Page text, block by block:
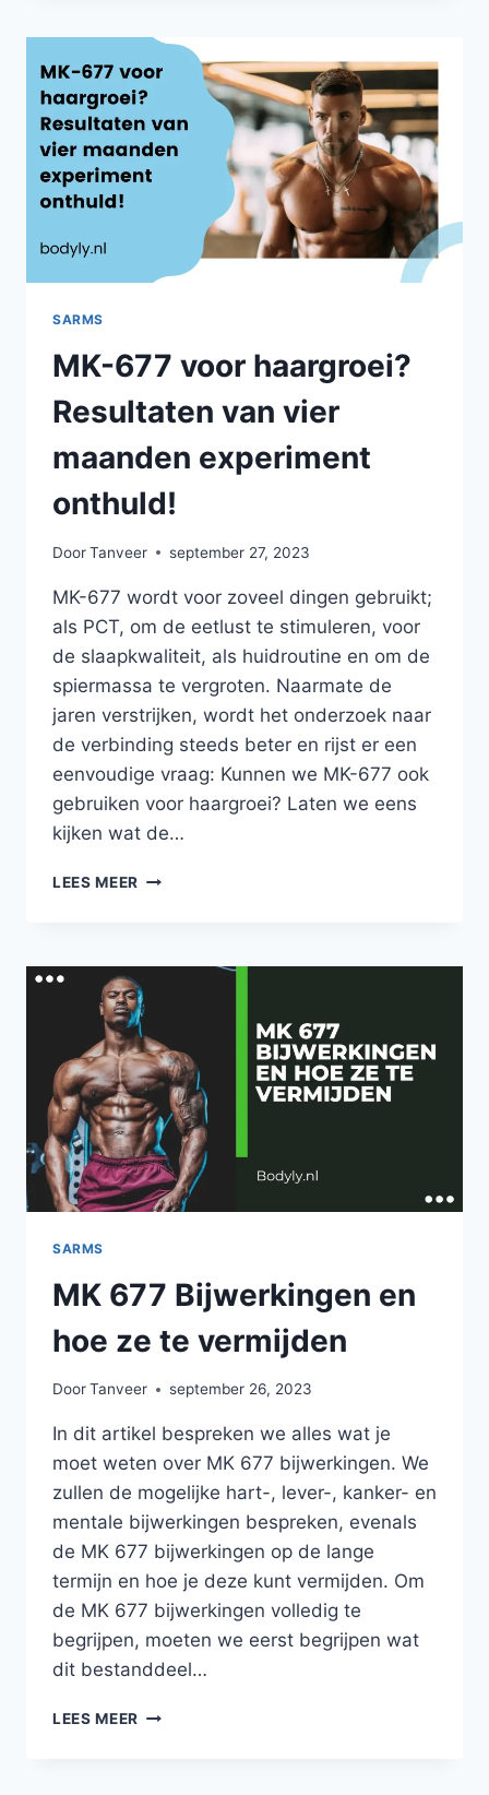
|
IS
VEILIGER
EN
BETER?
SARMS
MK-677 voor haargroei?
Resultaten van vier
maanden experiment
onthuld!
DoorTanveer september 27, 2023
MK-677 wordt voor zoveel dingen gebruikt;
als PCT, om de eetlust te stimuleren, voor
de slaapkwaliteit, als huidroutine en om de
spiermassa te vergroten. Naarmate de
jaren verstrijken, wordt het onderzoek naar
de verbinding steeds beter en rijst er een
eenvoudige vraag: Kunnen we MK-677 ook
gebruiken voor haargroei? Laten we eens
kijken wat de…
LEES MEER MK-
RESULTATEN
VAN
VIER
MAANDEN
EXPERIMENT
ONTHULD!
SARMS
MK 677 Bijwerkingen en
hoe ze te vermijden
DoorTanveer september 26, 2023
In dit artikel bespreken we alles wat je
moet weten over MK 677 bijwerkingen. We
zullen de mogelijke hart-, lever-, kanker- en
mentale bijwerkingen bespreken, evenals
de MK 677 bijwerkingen op de lange
termijn en hoe je deze kunt vermijden. Om
de MK 677 bijwerkingen volledig te
begrijpen, moeten we eerst begrijpen wat
dit bestanddeel…
LEES MEER MK